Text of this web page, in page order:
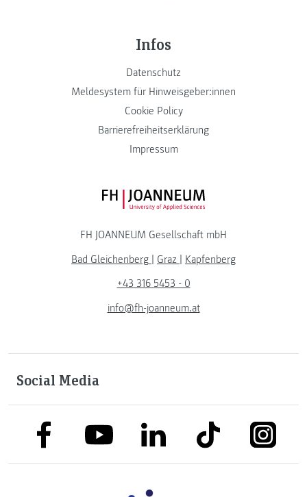
Infos
Datenschutz
Meldesystem für Hinweisgeber:innen
Cookie Policy
Barrierefreiheitserklärung
Impressum
FH JOANNEUM Logo
FH JOANNEUM Gesellschaft mbH
Bad Gleichenberg | Graz | Kapfenberg
+43 316 5453 - 0
info@fh-joanneum.at
Social Media
link to facebooklink to youtubelink to linkedinlink to tiktok link to